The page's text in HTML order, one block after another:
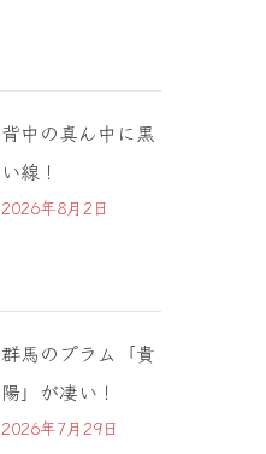
背中の真ん中に黒
い線！
2026年8月2日
群馬のプラム「貴
陽」が凄い！
2026年7月29日